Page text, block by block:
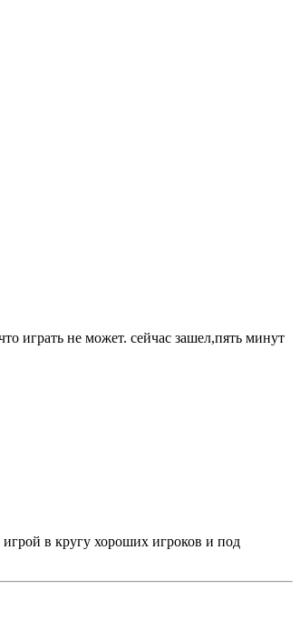
играть не может. сейчас зашел,пять минут
в кругу хороших игроков и под